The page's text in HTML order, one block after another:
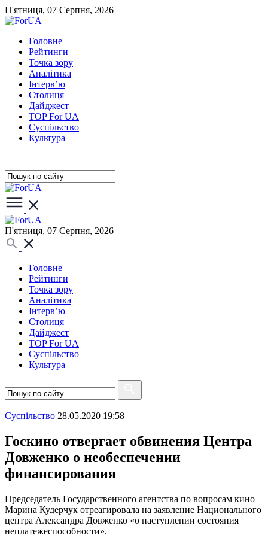
П'ятниця, 07 Серпня, 2026
Головне
Рейтинги
Точка зору
Аналітика
Інтерв’ю
Столиця
Дайджест
TOP For UA
Суспiльство
Культура
П'ятниця, 07 Серпня, 2026
Головне
Рейтинги
Точка зору
Аналітика
Інтерв’ю
Столиця
Дайджест
TOP For UA
Суспiльство
Культура
Суспiльство 28.05.2020 19:58
Госкино отвергает обвинения Центра
Довженко о необеспечении
финансирования
Председатель Государственного агентства по вопросам кино
Марина Кудерчук отреагировала на заявление Национального
центра Александра Довженко «о наступлении состояния
неплатежеспособности».